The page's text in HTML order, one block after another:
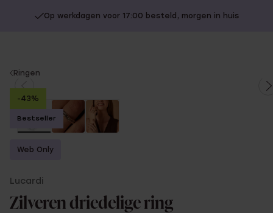
Op werkdagen voor 17:00 besteld, morgen in huis
You
are
here:
Ringen
-43%
Bestseller
Web Only
Lucardi
Zilveren driedelige ring